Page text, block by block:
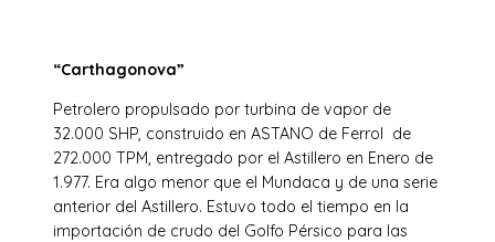
“Carthagonova”
Petrolero propulsado por turbina de vapor de
32.000 SHP, construido en ASTANO de Ferrol de
272.000 TPM, entregado por el Astillero en Enero de
1.977. Era algo menor que el Mundaca y de una serie
anterior del Astillero. Estuvo todo el tiempo en la
importación de crudo del Golfo Pérsico para las